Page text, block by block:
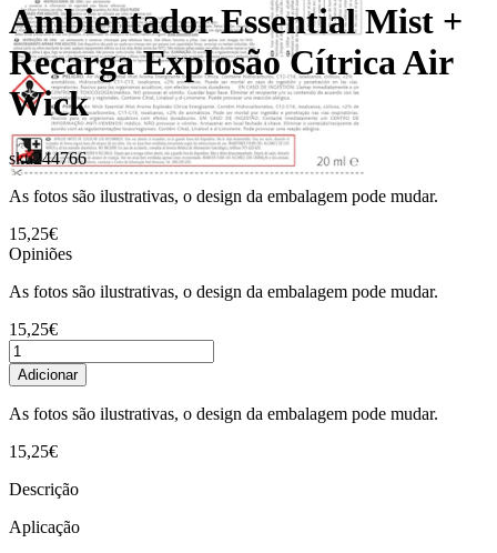
Ambientador Essential Mist +
Recarga Explosão Cítrica Air
Wick
sku244766
As fotos são ilustrativas, o design da embalagem pode mudar.
15,25€
Opiniões
As fotos são ilustrativas, o design da embalagem pode mudar.
15,25€
Adicionar
As fotos são ilustrativas, o design da embalagem pode mudar.
15,25€
Descrição
Aplicação